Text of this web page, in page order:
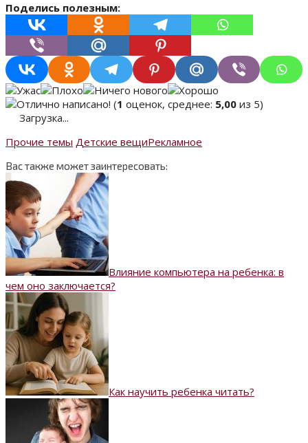
Поделись полезным:
(1 оценок, среднее: 5,00 из 5)
Загрузка...
Прочие темы Детские вещиРекламное
Вас также может заинтересовать:
Влияние компьютера на ребенка: в
чем оно заключается?
Как научить ребенка читать?